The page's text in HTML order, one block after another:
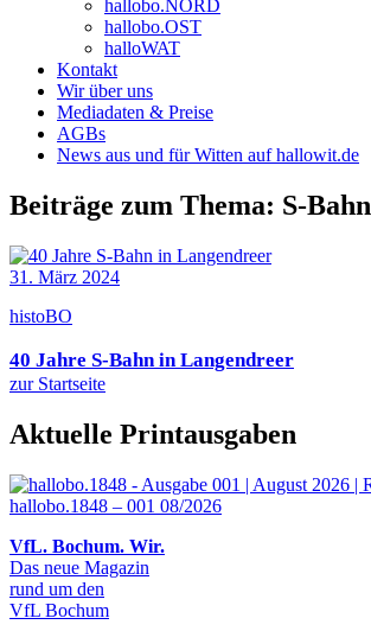
hallobo.NORD
hallobo.OST
halloWAT
Kontakt
Wir über uns
Mediadaten & Preise
AGBs
News aus und für Witten auf hallowit.de
Beiträge zum Thema: S-Bahn
31. März 2024
histoBO
40 Jahre S-Bahn in Langendreer
zur Startseite
Aktuelle Printausgaben
hallobo.1848 – 001 08/2026
VfL. Bochum. Wir.
Das neue Magazin
rund um den
VfL Bochum